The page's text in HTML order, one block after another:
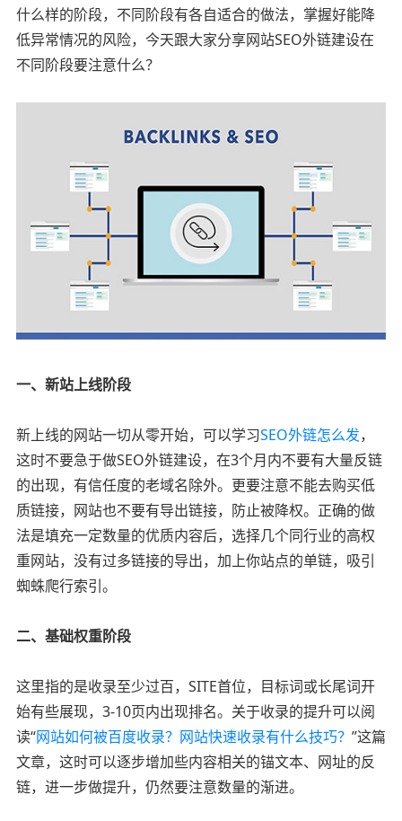
什么样的阶段，不同阶段有各自适合的做法，掌握好能降
低异常情况的风险，今天跟大家分享网站SEO外链建设在
不同阶段要注意什么？
一、新站上线阶段
新上线的网站一切从零开始，可以学习SEO外链怎么发，
这时不要急于做SEO外链建设，在3个月内不要有大量反链
的出现，有信任度的老域名除外。更要注意不能去购买低
质链接，网站也不要有导出链接，防止被降权。正确的做
法是填充一定数量的优质内容后，选择几个同行业的高权
重网站，没有过多链接的导出，加上你站点的单链，吸引
蜘蛛爬行索引。
二、基础权重阶段
这里指的是收录至少过百，SITE首位，目标词或长尾词开
始有些展现，3-10页内出现排名。关于收录的提升可以阅
读“网站如何被百度收录？网站快速收录有什么技巧？ ”这篇
文章，这时可以逐步增加些内容相关的锚文本、网址的反
链，进一步做提升，仍然要注意数量的渐进。